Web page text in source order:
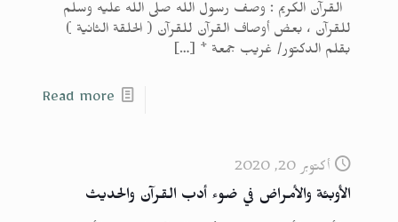
القرآن الكريم : وصف رسول الله صلى الله عليه وسلم
للقرآن ، بعض أوصاف القرآن للقرآن ( الحلقة الثانية )
بقلم الدكتور/ غريب جمعة * […]
Read more
أكتوبر 20, 2020
الأوبئة والأمراض في ضوء أدب القرآن والحديث